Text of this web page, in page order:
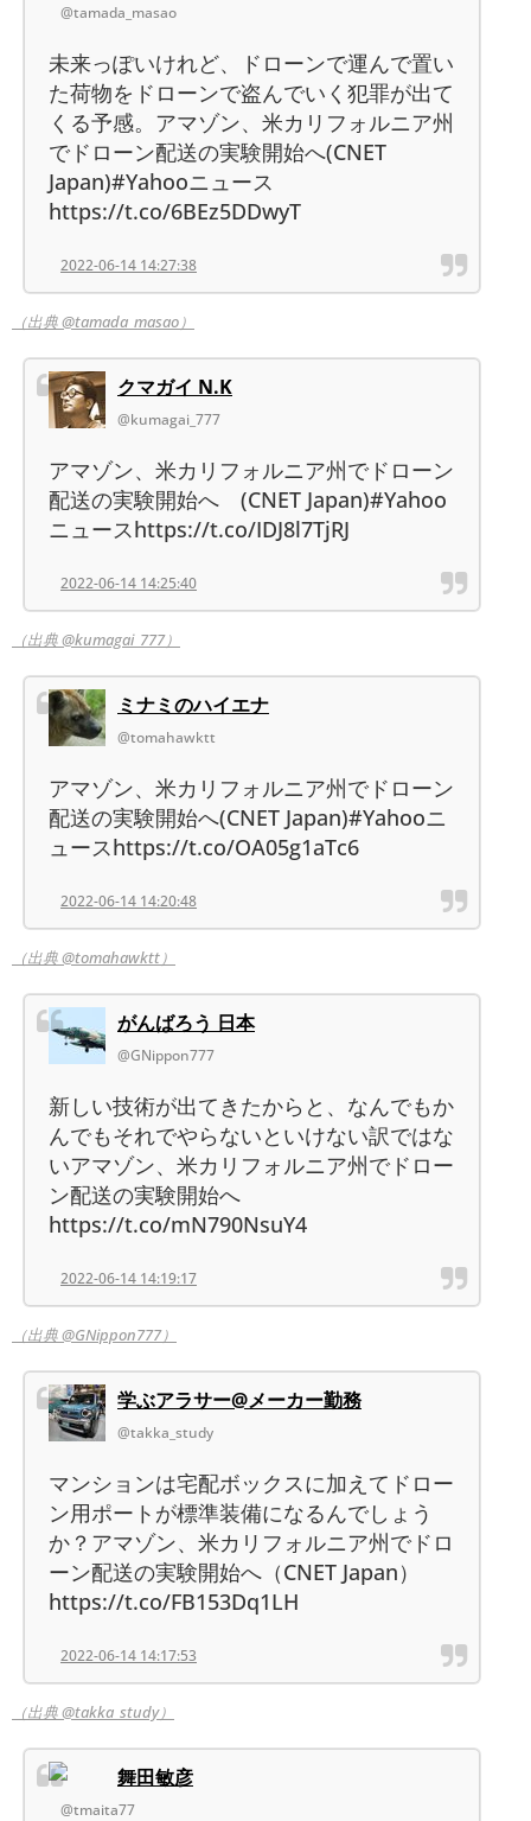
@tamada_masao
未来っぽいけれど、ドローンで運んで置い
た荷物をドローンで盗んでいく犯罪が出て
くる予感。アマゾン、米カリフォルニア州
でドローン配送の実験開始へ(CNET
Japan)#Yahooニュース
https://t.co/6BEz5DDwyT
2022-06-14 14:27:38
（出典 @tamada_masao）
クマガイ N.K
@kumagai_777
アマゾン、米カリフォルニア州でドローン
配送の実験開始へ (CNET Japan)#Yahoo
ニュースhttps://t.co/IDJ8l7TjRJ
2022-06-14 14:25:40
（出典 @kumagai_777）
ミナミのハイエナ
@tomahawktt
アマゾン、米カリフォルニア州でドローン
配送の実験開始へ(CNET Japan)#Yahooニ
ュースhttps://t.co/OA05g1aTc6
2022-06-14 14:20:48
（出典 @tomahawktt）
がんばろう 日本
@GNippon777
新しい技術が出てきたからと、なんでもか
んでもそれでやらないといけない訳ではな
いアマゾン、米カリフォルニア州でドロー
ン配送の実験開始へ
https://t.co/mN790NsuY4
2022-06-14 14:19:17
（出典 @GNippon777）
学ぶアラサー@メーカー勤務
@takka_study
マンションは宅配ボックスに加えてドロー
ン用ポートが標準装備になるんでしょう
か？アマゾン、米カリフォルニア州でドロ
ーン配送の実験開始へ（CNET Japan）
https://t.co/FB153Dq1LH
2022-06-14 14:17:53
（出典 @takka_study）
舞田敏彦
@tmaita77